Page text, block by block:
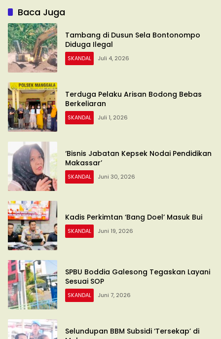
Baca Juga
Tambang di Dusun Sela Bontonompo
Diduga Ilegal
SKANDAL Juli 4, 2026
Terduga Pelaku Arisan Bodong Bebas
Berkeliaran
SKANDAL Juli 1, 2026
‘Bisnis Jabatan Kepsek Nodai Pendidikan
Makassar’
SKANDAL Juni 30, 2026
Kadis Perkimtan ‘Bang Doel’ Masuk Bui
SKANDAL Juni 19, 2026
SPBU Boddia Galesong Tegaskan Layani
Sesuai SOP
SKANDAL Juni 7, 2026
Selundupan BBM Subsidi ‘Tersekap’ di